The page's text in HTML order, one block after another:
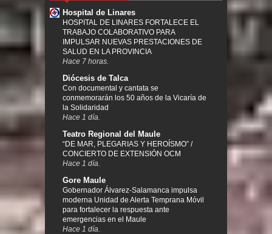
Hospital de Linares
HOSPITAL DE LINARES FORTALECE EL
TRABAJO COLABORATIVO PARA
IMPULSAR NUEVAS PRESTACIONES DE
SALUD EN LA PROVINCIA
Hace 7 horas.
Diócesis de Talca
Con documental y cantata se
conmemorarán los 50 años de la Vicaría de
la Solidaridad
Hace 1 día.
Teatro Regional del Maule
“DE MAR, PLEGARIAS Y HEROÍSMO” /
CONCIERTO DE EXTENSIÓN OCM
Hace 1 día.
Gore Maule
Gobernador Álvarez-Salamanca impulsa
moderna Unidad de Alerta Temprana Móvil
para fortalecer la respuesta ante
emergencias en el Maule
Hace 1 día.